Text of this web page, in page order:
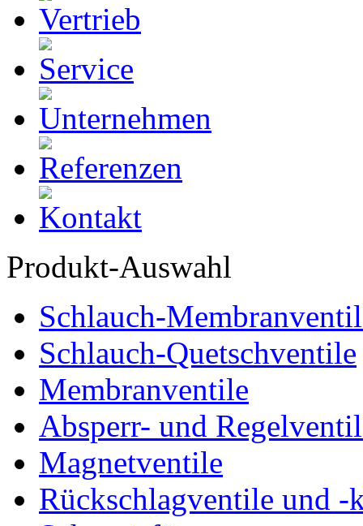
Produkt-Auswahl
Schlauch-
Schlauch-Quetschventile
Membranventile
Absperr- und
Magnetventile
Rückschlagventile und -